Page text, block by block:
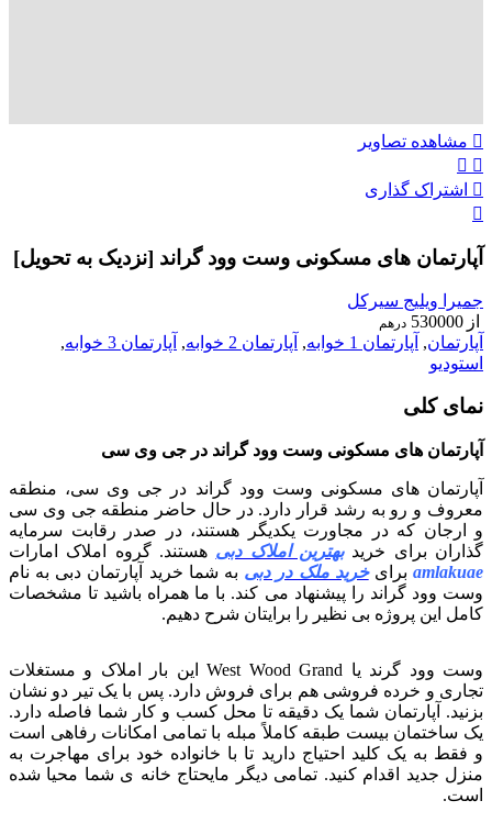
مشاهده تصاویر
اشتراک گذاری
آپارتمان های مسکونی وست وود گراند [نزدیک به تحویل]
جمیرا ویلیج سیرکل
از 530000 درهم
آپارتمان, آپارتمان 1 خوابه , آپارتمان 2 خوابه , آپارتمان 3 خوابه
,
استودیو
نمای کلی
آپارتمان های مسکونی وست وود گراند در جی وی سی
آپارتمان های مسکونی وست وود گراند در جی وی سی، منطقه
معروف و رو به رشد قرار دارد. در حال حاضر منطقه جی وی سی
و ارجان که در مجاورت یکدیگر هستند، در صدر رقابت سرمایه
گذاران برای خریدبهترین املاک دبی هستند. گروه املاک امارات
amlakuae برایخرید ملک در دبی به شما خرید آپارتمان دبی به نام
وست وود گراند را پیشنهاد می کند. با ما همراه باشید تا مشخصات
کامل این پروژه بی نظیر را برایتان شرح دهیم.
وست وود گرند یا West Wood Grand این بار املاک و مستغلات
تجاری و خرده فروشی هم برای فروش دارد. پس با یک تیر دو نشان
بزنید. آپارتمان شما یک دقیقه تا محل کسب و کار شما فاصله دارد.
یک ساختمان بیست طبقه کاملاً مبله با تمامی امکانات رفاهی است
و فقط به یک کلید احتیاج دارید تا با خانواده خود برای مهاجرت به
منزل جدید اقدام کنید. تمامی دیگر مایحتاج خانه ی شما محیا شده
است.